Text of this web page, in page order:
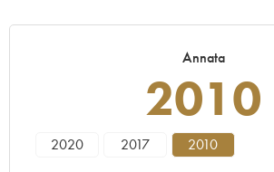
Annata
2010
2020 2017 2010